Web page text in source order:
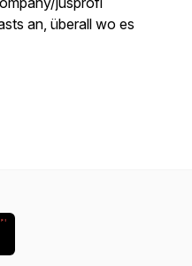
an, überall wo es